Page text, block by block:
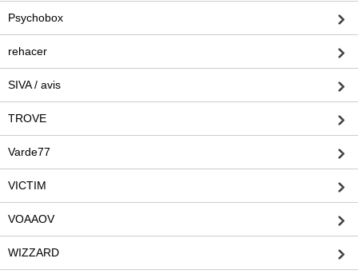
Psychobox
rehacer
SIVA / avis
TROVE
Varde77
VICTIM
VOAAOV
WIZZARD